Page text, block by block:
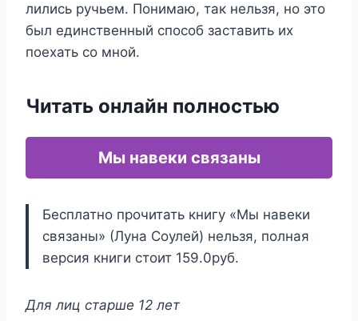
лились ручьем. Понимаю, так нельзя, но это
был единственный способ заставить их
поехать со мной.
Читать онлайн полностью
Мы навеки связаны
Бесплатно прочитать книгу «Мы навеки
связаны» (Луна Соулей) нельзя, полная
версия книги стоит 159.0руб.
Для лиц старше 12 лет